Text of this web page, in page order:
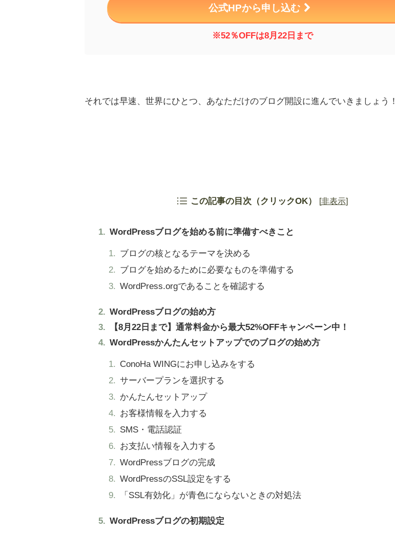
公式HPから申し込む
※52％OFFは8月22日まで
それでは早速、世界にひとつ、あなただけのブログ開設に進んでいきましょう！
この記事の目次（クリックOK） [非表示]
WordPressブログを始める前に準備すべきこと
ブログの核となるテーマを決める
ブログを始めるために必要なものを準備する
WordPress.orgであることを確認する
WordPressブログの始め方
【8月22日まで】通常料金から最大52%OFFキャンペーン中！
WordPressかんたんセットアップでのブログの始め方
ConoHa WINGにお申し込みをする
サーバープランを選択する
かんたんセットアップ
お客様情報を入力する
SMS・電話認証
お支払い情報を入力する
WordPressブログの完成
WordPressのSSL設定をする
「SSL有効化」が青色にならないときの対処法
WordPressブログの初期設定